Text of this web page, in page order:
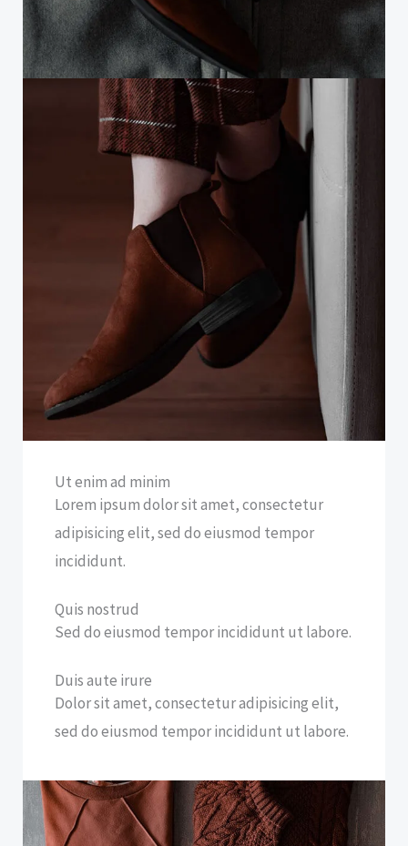
Ut enim ad minim
Lorem ipsum dolor sit amet, consectetur
adipisicing elit, sed do eiusmod tempor
incididunt.
Quis nostrud
Sed do eiusmod tempor incididunt ut labore.
Duis aute irure
Dolor sit amet, consectetur adipisicing elit,
sed do eiusmod tempor incididunt ut labore.